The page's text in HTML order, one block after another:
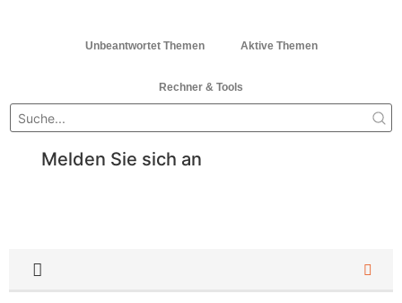
Unbeantwortet Themen Aktive Themen
Rechner & Tools
Melden Sie sich an